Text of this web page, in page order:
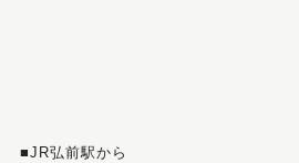
■JR弘前駅から